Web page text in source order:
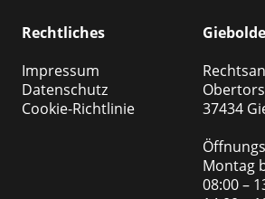
Rechtliches
Impressum
Datenschutz
Cookie-Richtlinie
37434
Montag
08:00 –